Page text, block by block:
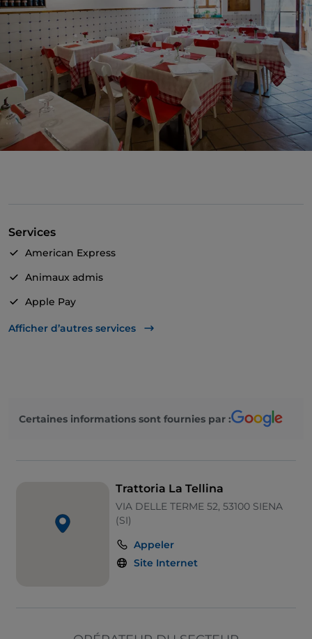
Services
American Express
Animaux admis
Apple Pay
Mastercard
Afficher d’autres services
Certaines informations sont fournies par :
Trattoria La Tellina
VIA DELLE TERME 52, 53100 SIENA
(SI)
Appeler
Site Internet